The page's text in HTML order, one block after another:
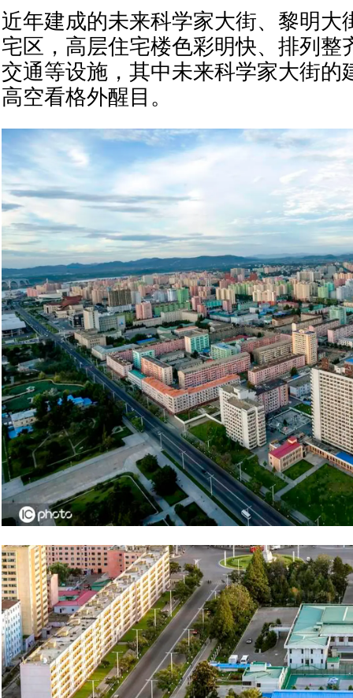
近年建成的未来科学家大街、黎明大
宅区，高层住宅楼色彩明快、排列整
交通等设施，其中未来科学家大街的
高空看格外醒目。